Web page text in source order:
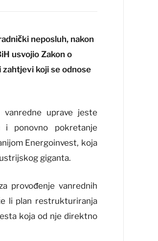
neposluh, nakon
usvojio Zakon o
zahtjevi koji se odnose
vanredne uprave jeste
i ponovno pokretanje
Energoinvest, koja
giganta.
provođenje vanrednih
li plan restrukturiranja
koja od nje direktno